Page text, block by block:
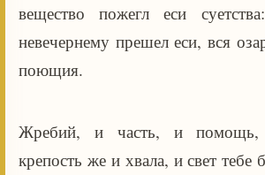
вещество пожегл еси
невечернему прешел еси, вся
поющия.
Жребий, и часть, и помощь,
крепость же и хвала, и свет тебе